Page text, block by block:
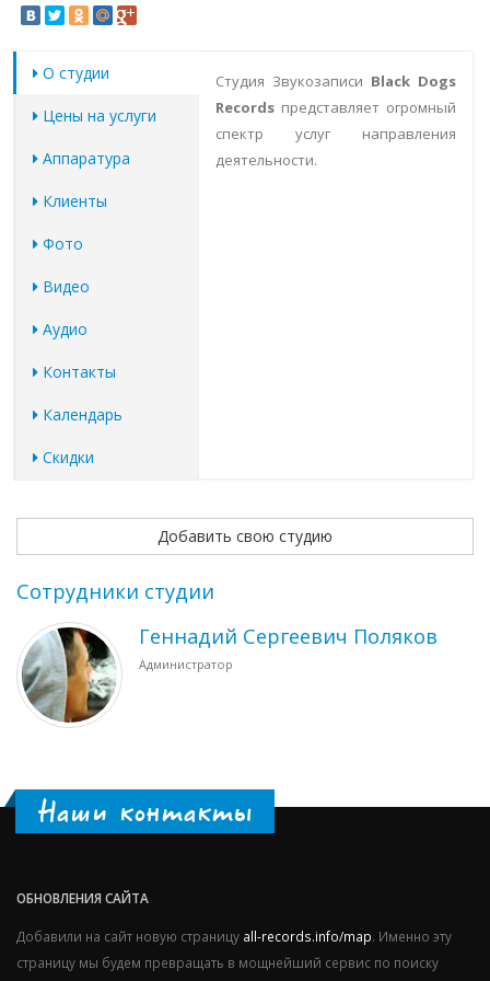
О студии
Цены на услуги
Аппаратура
Клиенты
Фото
Видео
Аудио
Контакты
Календарь
Скидки
Студия Звукозаписи Black Dogs
Records представляет огромный
спектр услуг направления
деятельности.
Добавить свою студию
Сотрудники студии
Геннадий Сергеевич Поляков
Администратор
Наши контакты
ОБНОВЛЕНИЯ САЙТА
Добавили на сайт новую страницу all-records.info/map. Именно эту
страницу мы будем превращать в мощнейший сервис по поиску